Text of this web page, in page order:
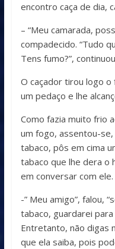
encontro caça de dia,
– “Meu camarada,
compadecido. “Tudo
Tens fumo?”,
O caçador tirou logo
um pedaço e lhe
Como fazia muito frio
um fogo, assentou-se,
tabaco, pôs em cima
tabaco que lhe dera o
em conversar com ele.
-” Meu amigo”, falou,
tabaco, guardarei
Entretanto, não digas
que ela saiba, pois